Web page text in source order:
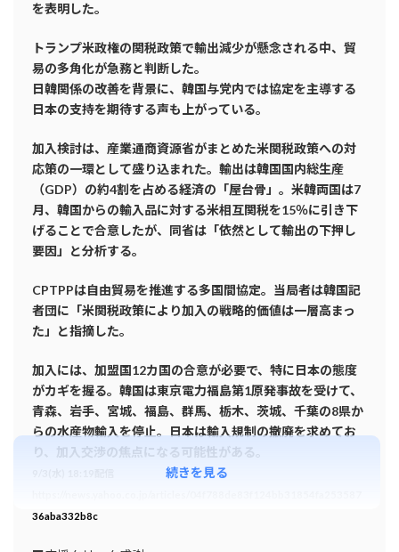
を表明した。
トランプ米政権の関税政策で輸出減少が懸念される中、貿
易の多角化が急務と判断した。
日韓関係の改善を背景に、韓国与党内では協定を主導する
日本の支持を期待する声も上がっている。
加入検討は、産業通商資源省がまとめた米関税政策への対
応策の一環として盛り込まれた。輸出は韓国国内総生産
（GDP）の約4割を占める経済の「屋台骨」。米韓両国は7
月、韓国からの輸入品に対する米相互関税を15％に引き下
げることで合意したが、 同省は「依然として輸出の下押し
要因」と分析する。
CPTPPは自由貿易を推進する多国間協定。当局者は韓国記
者団に「米関税政策により加入の戦略的価値は一層高まっ
た」と指摘した。
加入には、加盟国12カ国の合意が必要で、特に日本の態度
がカギを握る。韓国は東京電力福島第1原発事故を受けて、
青森、岩手、宮城、福島、群馬、栃木、茨城、千葉の8県か
らの水産物輸入を停止。
日本は輸入規制の撤廃を求めてお
り、加入交渉の焦点になる可能性がある。
36aba332b8c
続きを見る